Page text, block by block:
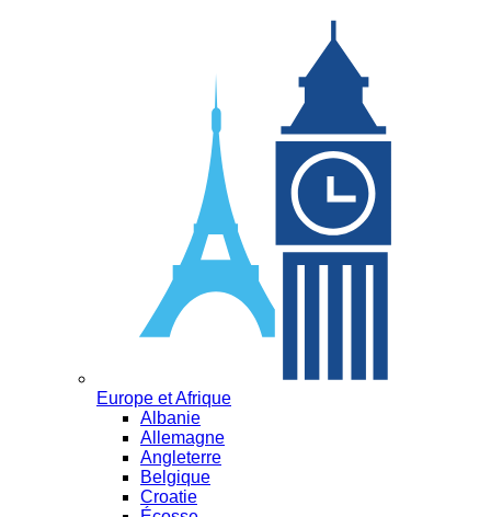
Europe et Afrique
Albanie
Allemagne
Angleterre
Belgique
Croatie